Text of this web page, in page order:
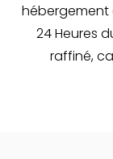
hébergement
24 Heures
raffiné,